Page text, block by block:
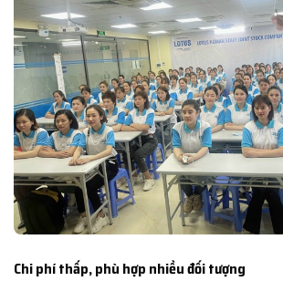
Chi phí thấp, phù hợp nhiều đối tượng